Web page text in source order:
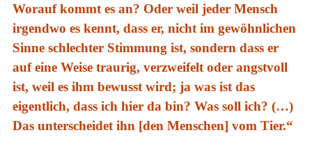
Worauf kommt es an? Oder weil jeder Mensch
irgendwo es kennt, dass er, nicht im gewöhnlichen
Sinne schlechter Stimmung ist, sondern dass er
auf eine Weise traurig, verzweifelt oder angstvoll
ist, weil es ihm bewusst wird; ja was ist das
eigentlich, dass ich hier da bin? Was soll ich? (…)
Das unterscheidet ihn [den Menschen] vom Tier.“